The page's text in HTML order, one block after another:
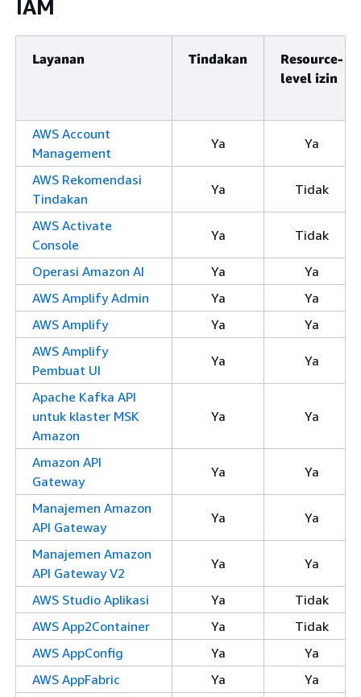
IAM
Layanan Tindakan
Resource-
level izin
AWS Account
Management
Ya Ya
AWS Rekomendasi
Tindakan
Ya Tidak
AWS Activate
Console
Ya Tidak
Operasi Amazon AI Ya
Ya
AWS Amplify Admin
Ya
Ya
AWS Amplify
Ya
Ya
AWS Amplify
Pembuat UI
Ya Ya
Apache Kafka API
untuk klaster MSK
Amazon
Ya Ya
Amazon API
Gateway
Ya Ya
Manajemen Amazon
API Gateway
Ya Ya
Manajemen Amazon
API Gateway V2
Ya Ya
AWS Studio Aplikasi Ya
Tidak
AWS App2Container
Ya
Tidak
AWS AppConfig
Ya
Ya
AWS AppFabric
Ya
Ya